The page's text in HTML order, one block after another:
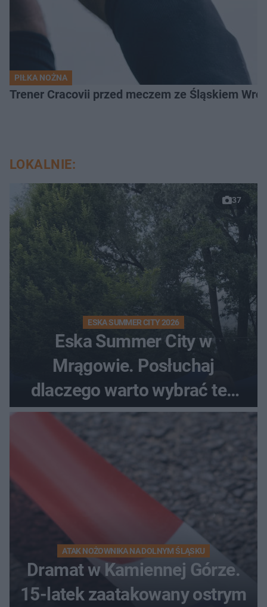
PIŁKA NOŻNA
Trener Cracovii przed meczem ze Śląskiem
LOKALNIE:
37
ESKA SUMMER CITY 2026
Eska Summer City w
Mrągowie. Posłuchaj
dlaczego warto wybrać ten
kierunek na urlop!
ATAK NOŻOWNIKA NA DOLNYM ŚLĄSKU
Dramat w Kamiennej Górze.
15-latek zaatakowany ostrym